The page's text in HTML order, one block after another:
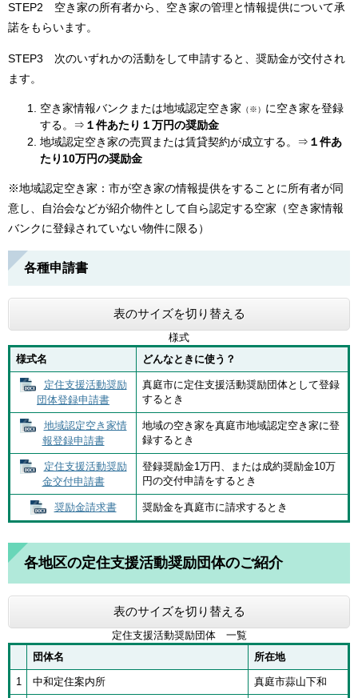
STEP2 空き家の所有者から、空き家の管理と情報提供について承
諾をもらいます。
STEP3 次のいずれかの活動をして申請すると、奨励金が交付され
ます。
空き家情報バンクまたは地域認定空き家 （※） に空き家を登録
する。⇒ １件あたり１万円の奨励金
地域認定空き家の売買または賃貸契約が成立する。⇒ １件あ
たり10万円の奨励金
※地域認定空き家：市が空き家の情報提供をすることに所有者が同
意し、自治会などが紹介物件として自ら認定する空家（空き家情報
バンクに登録されていない物件に限る）
各種申請書
表のサイズを切り替える
様式
様式名
どんなときに使う？
定住支援活動奨励
団体登録申請書
真庭市に定住支援活動奨励団体として登録
するとき
地域認定空き家情
報登録申請書
地域の空き家を真庭市地域認定空き家に登
録するとき
定住支援活動奨励
金交付申請書
登録奨励金1万円、または成約奨励金10万
円の交付申請をするとき
奨励金請求書 奨励金を真庭市に請求するとき
各地区の定住支援活動奨励団体のご紹介
表のサイズを切り替える
定住支援活動奨励団体 一覧
団体名
所在地
1 中和定住案内所 真庭市蒜山下和